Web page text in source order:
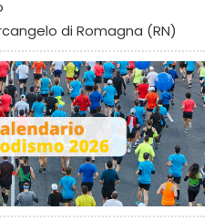
di Romagna (RN)